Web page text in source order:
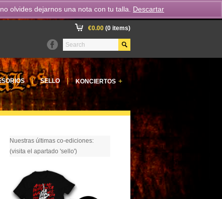
€0.00 (0 items)
SELLO KONCIERTOS +
Nuestras últimas co-ediciones:
(visita el apartado 'sello')
olvides dejarnos una nota con tu talla. Descartar